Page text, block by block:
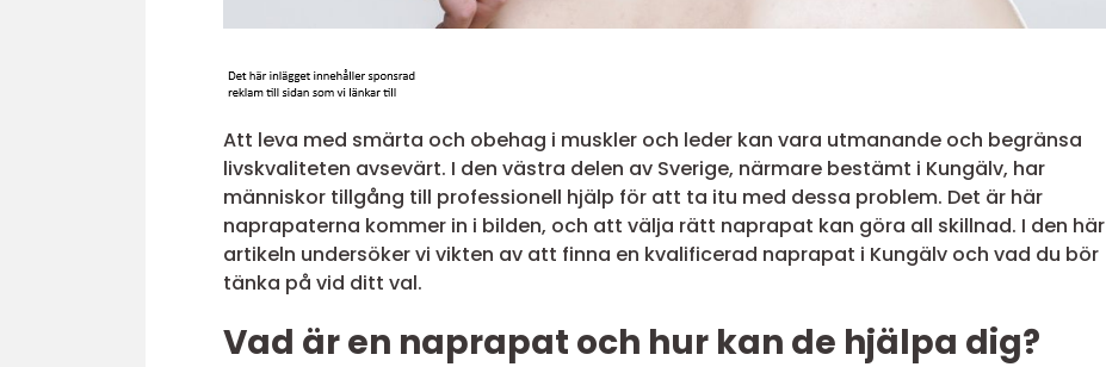
Att leva med smärta och obehag i muskler och leder kan vara utmanande och begränsa
livskvaliteten avsevärt. I den västra delen av Sverige, närmare bestämt i Kungälv, har
människor tillgång till professionell hjälp för att ta itu med dessa problem. Det är här
naprapaterna kommer in i bilden, och att välja rätt naprapat kan göra all skillnad. I den här
artikeln undersöker vi vikten av att finna en kvalificerad naprapat i Kungälv och vad du bör
tänka på vid ditt val.
Vad är en naprapat och hur kan de hjälpa dig?